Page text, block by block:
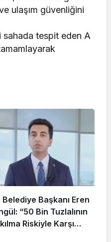
ulaşım güvenliğini
sahada tespit eden A
Belediye Başkanı Eren
“50 Bin Tuzlalının
Riskiyle Karşı